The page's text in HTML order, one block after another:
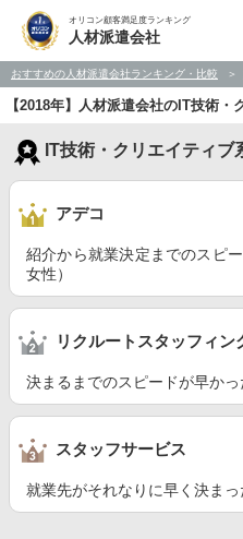
オリコン顧客満足度ランキング
人材派遣会社
おすすめの人材派遣会社ランキング・比較
【2018年】人材派遣会社のIT技術
IT技術・クリエイティブ
アデコ
紹介から就業決定までのスピ
女性）
リクルートスタッフィン
決まるまでのスピードが早かっ
スタッフサービス
就業先がそれなりに早く決まっ